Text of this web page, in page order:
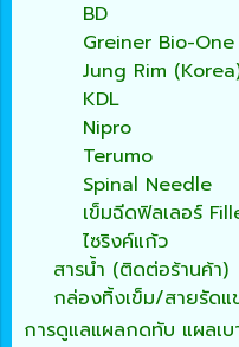
BD
Greiner Bio-One
Jung Rim
KDL
Nipro
Terumo
Spinal Needle
เข็มฉีดฟิลเลอร์
ไซริงค์แก้ว
สารน้ำ (ติดต่อร้านค้า)
กล่องทิ้งเข็ม/สายรัด
การดูแลแผลกดทับ แผลเบ